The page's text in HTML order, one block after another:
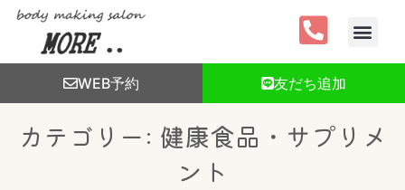
WEB予約 友だち追加
カテゴリー: 健康食品・サプリメ
ント